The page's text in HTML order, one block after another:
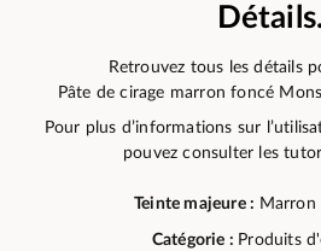
Détails.
Retrouvez tous les détails
Pâte de cirage marron foncé
Pour plus d’informations sur
pouvez consulter les
Teinte majeure : Marron
Catégorie : Produits